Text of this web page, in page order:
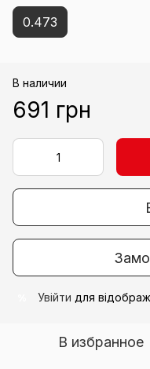
0.473
В наличии
691 грн
Увійти для
В избранное